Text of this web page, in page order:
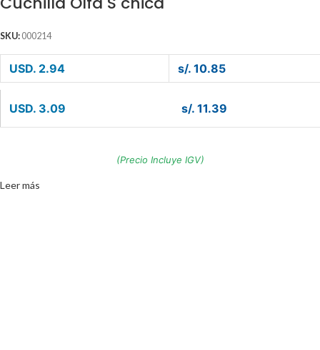
SKU: 000214
USD. 2.94 s/. 10.85
USD. 3.09 s/. 11.39
(Precio Incluye IGV)
Leer más